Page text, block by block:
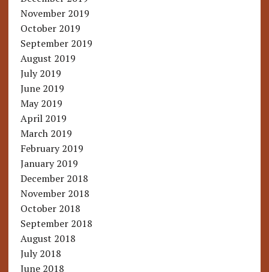
November 2019
October 2019
September 2019
August 2019
July 2019
June 2019
May 2019
April 2019
March 2019
February 2019
January 2019
December 2018
November 2018
October 2018
September 2018
August 2018
July 2018
June 2018